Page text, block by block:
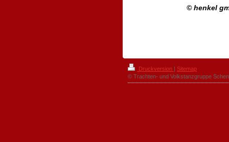
© henkel
Druckversion | Sitemap
© Trachten- und Volkstanzgruppe